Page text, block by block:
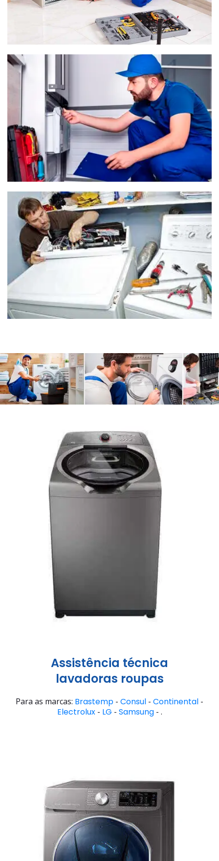
Assistência técnica
lavadoras roupas
Para as marcas: Brastemp - Consul - Continental -
Electrolux- LG - Samsung- .